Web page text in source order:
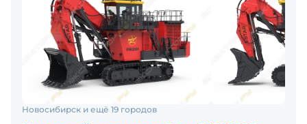
Новосибирск и ещё 19 городов